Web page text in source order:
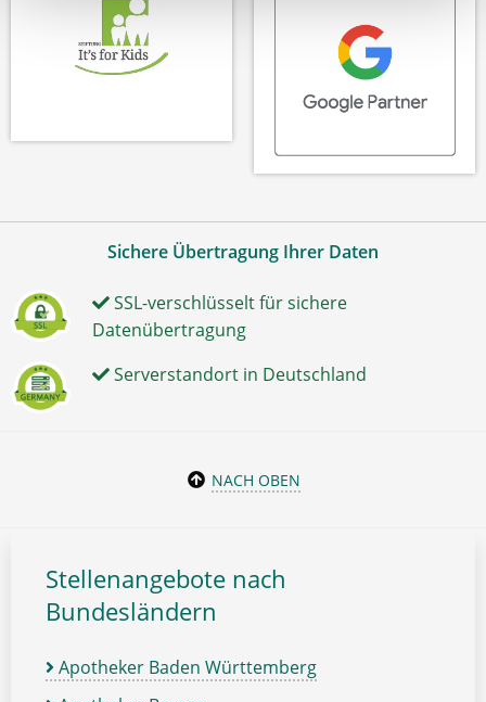
Sichere Übertragung Ihrer Daten
SSL-verschlüsselt für sichere
Datenübertragung
Serverstandort in Deutschland
NACH OBEN
Stellenangebote nach
Bundesländern
Apotheker Baden Württemberg